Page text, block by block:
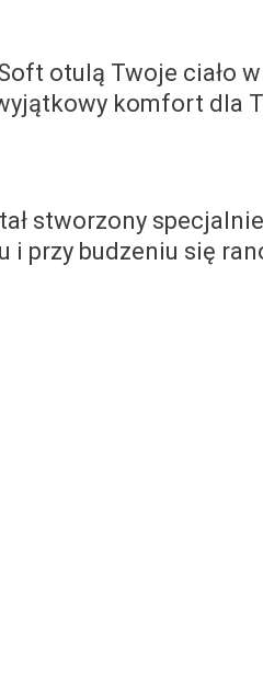
otulą Twoje ciało
komfort dla
stworzony
i przy budzeniu się